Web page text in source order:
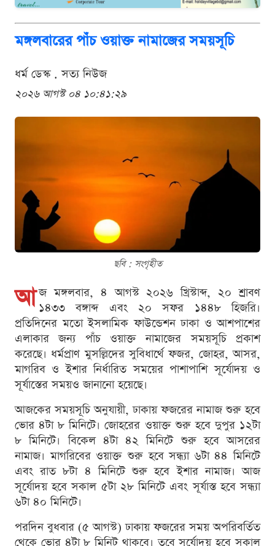
মঙ্গলবারের পাঁচ ওয়াক্ত নামাজের সময়সূচি
ধর্ম ডেস্ক . সত্য নিউজ
২০২৬ আগস্ট ০৪ ১০:৪১:২৯
ছবি : সংগৃহীত
আ জ মঙ্গলবার, ৪ আগস্ট ২০২৬ খ্রিস্টাব্দ, ২০ শ্রাবণ
১৪৩৩ বঙ্গাব্দ এবং ২০ সফর ১৪৪৮ হিজরি।
প্রতিদিনের মতো ইসলামিক ফাউন্ডেশন ঢাকা ও আশপাশের
এলাকার জন্য পাঁচ ওয়াক্ত নামাজের সময়সূচি প্রকাশ
করেছে। ধর্মপ্রাণ মুসল্লিদের সুবিধার্থে ফজর, জোহর, আসর,
মাগরিব ও ইশার নির্ধারিত সময়ের পাশাপাশি সূর্যোদয় ও
সূর্যাস্তের সময়ও জানানো হয়েছে।
আজকের সময়সূচি অনুযায়ী, ঢাকায় ফজরের নামাজ শুরু হবে
ভোর ৪টা ৮ মিনিটে। জোহরের ওয়াক্ত শুরু হবে দুপুর ১২টা
৮ মিনিটে। বিকেল ৪টা ৪২ মিনিটে শুরু হবে আসরের
নামাজ। মাগরিবের ওয়াক্ত শুরু হবে সন্ধ্যা ৬টা ৪৪ মিনিটে
এবং রাত ৮টা ৪ মিনিটে শুরু হবে ইশার নামাজ। আজ
সূর্যোদয় হবে সকাল ৫টা ২৮ মিনিটে এবং সূর্যাস্ত হবে সন্ধ্যা
৬টা ৪০ মিনিটে।
পরদিন বুধবার (৫ আগস্ট) ঢাকায় ফজরের সময় অপরিবর্তিত
থেকে ভোর ৪টা ৮ মিনিট থাকবে। তবে সূর্যোদয় হবে সকাল